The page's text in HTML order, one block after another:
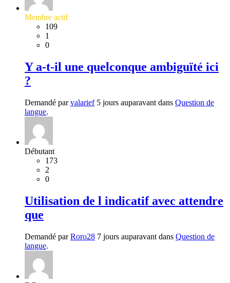
Membre actif
109
1
0
Y a-t-il une quelconque ambiguïté ici
?
Demandé parvalarief5 jours auparavant dans Question de
langue.
Débutant
173
2
0
Utilisation de l indicatif avec attendre
que
Demandé parRoro28 7 jours auparavant dans Question de
langue.